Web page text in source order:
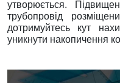
утворюється.
трубопровід
дотримуйтесь кут
уникнути накопичення